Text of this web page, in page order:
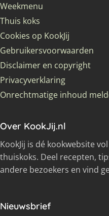
Weekmenu
Thuis koks
Cookies op KookJij
Gebruikersvoorwaarden
Disclaimer en copyright
Privacyverklaring
Onrechtmatige inhoud
Over KookJij.nl
KookJij is dé kookwebsite
thuiskoks. Deel recepten,
andere bezoekers en vind
Nieuwsbrief